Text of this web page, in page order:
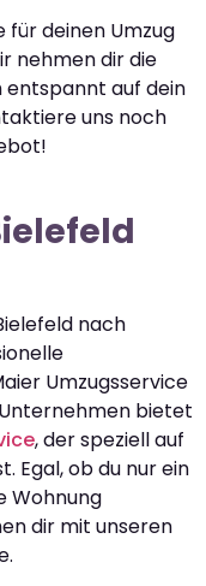
für deinen Umzug
nehmen dir die
entspannt auf dein
uns noch
nach
Umzugsservice
bietet
, der speziell auf
Egal, ob du nur ein
Wohnung
dir mit unseren